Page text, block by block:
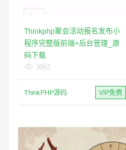
Thinkphp聚会活动报名发布小
程序完整版前端+后台管理_源
码下载
3065
ThinkPHP源码 VIP免费